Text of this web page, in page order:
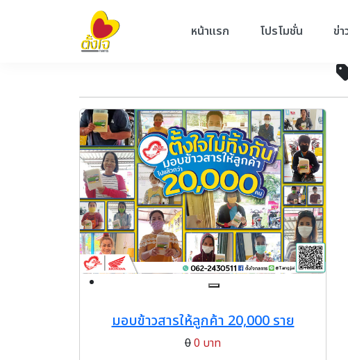
หน้าแรก โปรโมชั่น ข่า
มอบข้าวสารให้ลูกค้า 20,000 ราย
00 บาท